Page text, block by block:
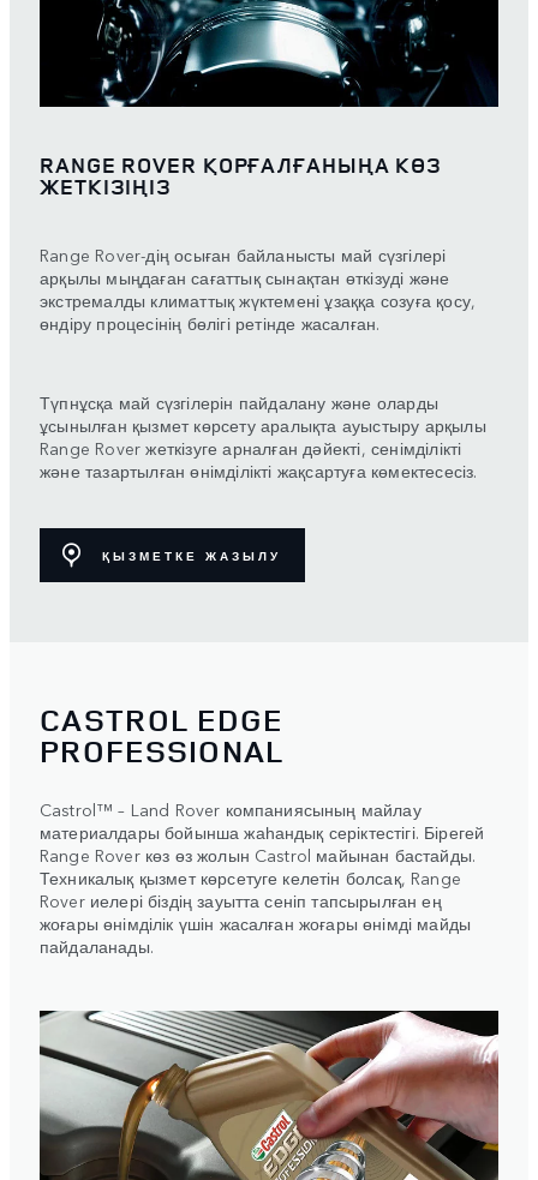
RANGE ROVER ҚОРҒАЛҒАНЫҢА КӨЗ
ЖЕТКІЗІҢІЗ
Range Rover-дің осыған байланысты май сүзгілері
арқылы мыңдаған сағаттық сынақтан өткізуді және
экстремалды климаттық жүктемені ұзаққа созуға қосу,
өндіру процесінің бөлігі ретінде жасалған.
Түпнұсқа май сүзгілерін пайдалану және оларды
ұсынылған қызмет көрсету аралықта ауыстыру арқылы
Range Rover жеткізуге арналған дәйекті, сенімділікті
және тазартылған өнімділікті жақсартуға көмектесесіз.
ҚЫЗМЕТКЕ ЖАЗЫЛУ
CASTROL EDGE
PROFESSIONAL
Castrol™ – Land Rover компаниясының майлау
материалдары бойынша жаһандық серіктестігі. Бірегей
Range Rover көз өз жолын Castrol майынан бастайды.
Техникалық қызмет көрсетуге келетін болсақ, Range
Rover иелері біздің зауытта сеніп тапсырылған ең
жоғары өнімділік үшін жасалған жоғары өнімді майды
пайдаланады.